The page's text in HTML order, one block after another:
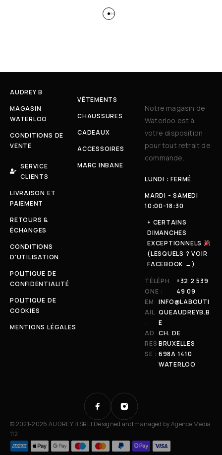
AUDREY B
MAGASIN
WATERLOO
CONDITIONS DE
VENTE
SERVICE
CLIENTS
LIVRAISON ET
PAIEMENT
RETOURS &
ÉCHANGES
CONDITIONS
D'UTILISATION
POLITIQUE DE
CONFIDENTIALITÉ
POLITIQUE DE
COOKIES
MENTIONS LÉGALES
VÊTEMENTS
CHAUSSURES
CADEAUX
ACCESSOIRES
MARC INBANE
Notre magasin de
Waterloo est à
votre disposition
pour tout retrait de
commande.
LUNDI : FERMÉ
MARDI - SAMEDI
10:00-18:30
+ CERTAINS
DIMANCHES
EXCEPTIONNELS
(LESQUELS ? VOIR
FACEBOOK →)
TÉLÉPH
ONE :
+32 2 539
49 09
EM
AIL
:
INFO@LABOUTI
QUEAUDREYB.B
E
AD
RES
SE :
CH. DE
BRUXELLES
698A 1410
WATERLOO
© 2021-2026 AUDREY B SRL | Designed and managed byAgence Media
112